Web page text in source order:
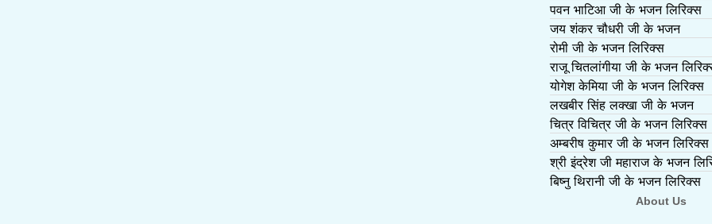
पवन भाटिआ जी के भजन लिरिक्स
जय शंकर चौधरी जी के भजन
रोमी जी के भजन लिरिक्स
राजू चितलांगीया जी के भजन
योगेश केमिया जी के भजन लिरिक्स
लखबीर सिंह लक्खा जी के भजन
चित्र विचित्र जी के भजन लिरिक्स
अम्बरीष कुमार जी के भजन लिरिक्स
श्री इंद्रेश जी महाराज के भजन
बिष्नु थिरानी जी के भजन लिरिक्स
About Us